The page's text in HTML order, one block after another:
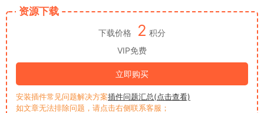
资源下载
下载价格 2 积分
VIP免费
立即购买
安装插件常见问题解决方案插件问题汇总(点击查看)
如文章无法排除问题，请点击右侧联系客服；